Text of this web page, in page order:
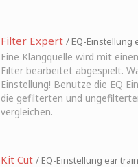
Filter Expert / EQ-Einstellung
Eine Klangquelle wird mit
Filter bearbeitet abgespielt.
Einstellung! Benutze die EQ
die gefilterten und
vergleichen.
Kit Cut / EQ-Einstellung ear